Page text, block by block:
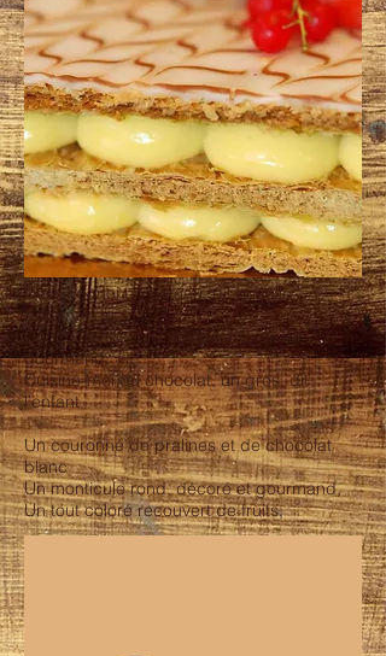
Dessine-moi un gâteau, dit la belle
gourmande,
Concocte-moi une belle tarte, dit le
gourmand,
Cuisine-moi du chocolat, un gros, dit
l’enfant,
Un couronné de pralines et de chocolat
blanc
Un monticule rond, décoré et gourmand,
Un tout coloré recouvert de fruits,